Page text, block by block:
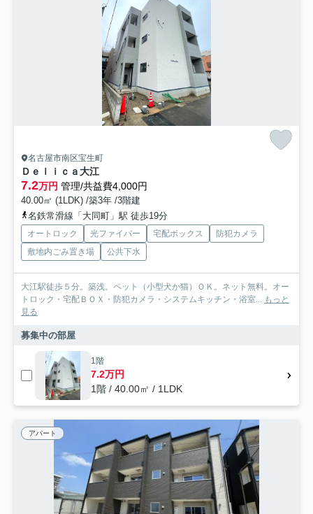
名古屋市南区宝生町
Ｄｅｌｉｃａ大江
7.2万円 管理/共益費4,000円
40.00㎡ (1LDK) /築3年 /3階建
名鉄常滑線「大同町」駅 徒歩19分
オートロック 光ファイバー 宅配ボックス
防犯カメラ
敷地内ごみ置き場
公共下水
大江駅徒歩５分。築浅。ペット（小型犬か猫）ＯＫ。ネット無料。オー
トロック・宅配ＢＯＸ・防犯カメラ・システムキッチン・浴室... もっと
見る
募集中の部屋
1階
7.2万円
1階 / 40.00㎡ / 1LDK
アパート